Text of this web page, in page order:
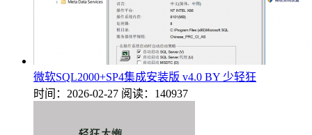
微软SQL2000+SP4集成安装版 v4.0 BY 少轻狂
时间：2026-02-27 阅读：140937